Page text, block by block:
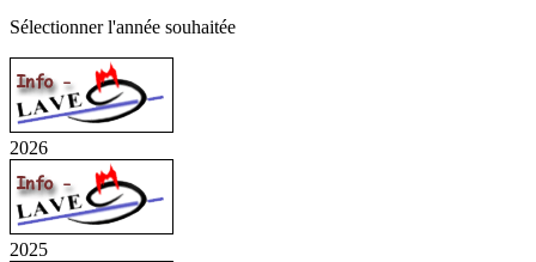
Sélectionner l'année souhaitée
2026
2025